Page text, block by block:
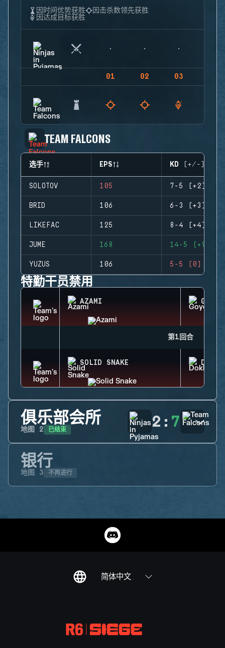
因时间优势获胜
因击杀数领先获胜
因达成目标获胜
01 02 03
TEAM FALCONS
选手 EPS KD (+/-)
SOLOTOV 105 7-5 (+2)
BRID 106 6-3 (+3)
LIKEFAC 125 8-4 (+4)
JUME 168 14-5 (+9)
YUZUS 106 5-5 (0)
特勤干员禁用
AZAMI GOYO
第1回合
SOLID SNAKE
俱乐部会所
地图 2 已结束 2 : 7
银行
地图 3 不再进行
简体中文